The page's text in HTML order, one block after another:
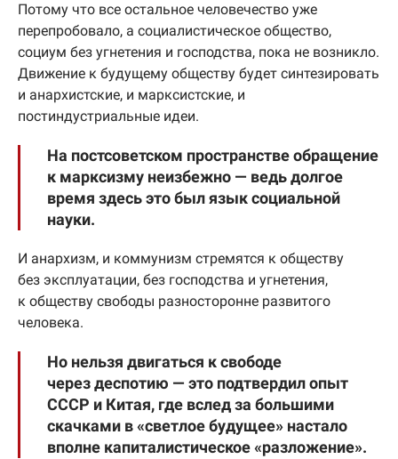
Потому что все остальное человечество уже
перепробовало, а социалистическое общество,
социум без угнетения и господства, пока не возникло.
Движение к будущему обществу будет синтезировать
и анархистские, и марксистские, и
постиндустриальные идеи.
На постсоветском пространстве обращение
к марксизму неизбежно — ведь долгое
время здесь это был язык социальной
науки.
И анархизм, и коммунизм стремятся к обществу
без эксплуатации, без господства и угнетения,
к обществу свободы разносторонне развитого
человека.
Но нельзя двигаться к свободе
через деспотию — это подтвердил опыт
СССР и Китая, где вслед за большими
скачками в «светлое будущее» настало
вполне капиталистическое «разложение».